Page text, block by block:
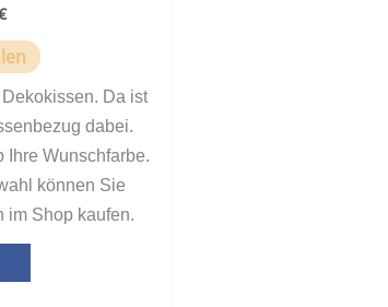
Da ist
dabei.
Ihre Wunschfarbe.
können Sie
im Shop kaufen.